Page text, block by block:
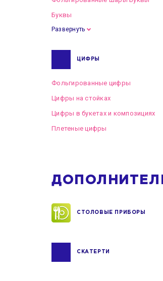
Буквы
Развернуть
ЦИФРЫ
Фольгированные цифры
Цифры на стойках
Цифры в букетах и композициях
Плетеные цифры
СТОЛОВЫЕ ПРИБОРЫ
СКАТЕРТИ